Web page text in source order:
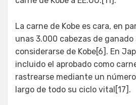
La carne de Kobe es cara, en
unas 3.000 cabezas de ganado
considerarse de Kobe[6]. En
incluido el aprobado como
rastrearse mediante un
largo de todo su ciclo vital[17].